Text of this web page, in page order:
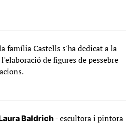
família Castells s'ha dedicat a la
de figures de pessebre
Baldrich - escultora i pintora